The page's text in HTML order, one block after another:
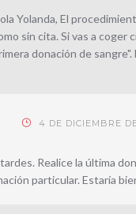
Yolanda, El
sin cita. Si vas a coger
donación de
4 DE DICIEMBRE
Realice la última
particular. Estaría